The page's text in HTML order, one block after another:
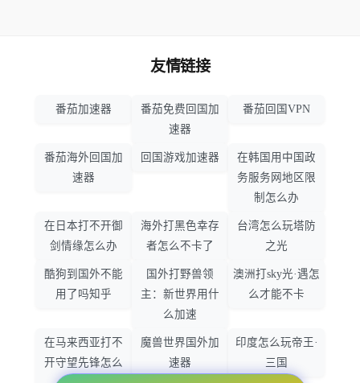
友情链接
番茄加速器
番茄免费回国加
速器
番茄回国VPN
番茄海外回国加
速器
回国游戏加速器
在韩国用中国政
务服务网地区限
制怎么办
在日本打不开御
剑情缘怎么办
海外打黑色幸存
者怎么不卡了
台湾怎么玩塔防
之光
酷狗到国外不能
用了吗知乎
国外打野兽领
主：新世界用什
么加速
澳洲打sky光·遇怎
么才能不卡
在马来西亚打不
开守望先锋怎么
魔兽世界国外加
速器
印度怎么玩帝王·
三国